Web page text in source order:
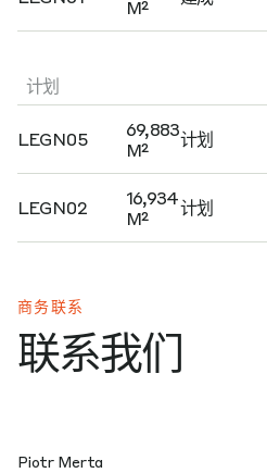
M²
计划
LEGN05
69,883
M²
计划
LEGN02
16,934
M²
计划
商务联系
联系我们
Piotr Merta